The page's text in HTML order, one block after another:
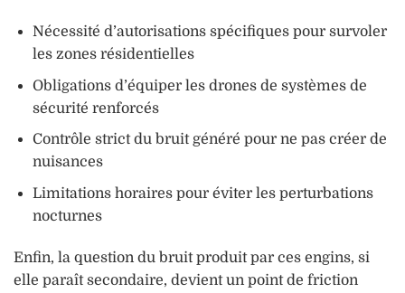
Nécessité d’autorisations spécifiques pour survoler
les zones résidentielles
Obligations d’équiper les drones de systèmes de
sécurité renforcés
Contrôle strict du bruit généré pour ne pas créer de
nuisances
Limitations horaires pour éviter les perturbations
nocturnes
Enfin, la question du bruit produit par ces engins, si
elle paraît secondaire, devient un point de friction